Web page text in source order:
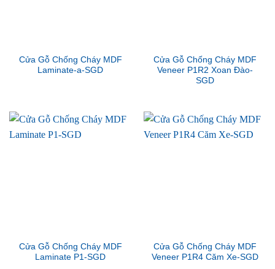
Cửa Gỗ Chống Cháy MDF
Laminate-a-SGD
Cửa Gỗ Chống Cháy MDF
Veneer P1R2 Xoan Đào-
SGD
Cửa Gỗ Chống Cháy MDF
Laminate P1-SGD
Cửa Gỗ Chống Cháy MDF
Veneer P1R4 Căm Xe-SGD